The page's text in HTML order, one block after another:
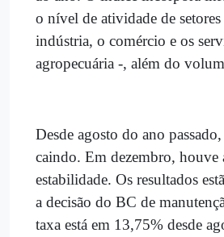
o nível de atividade de
indústria, o comércio e os
agropecuária -, além do
Desde agosto do ano
caindo. Em dezembro, houve
estabilidade. Os resultados
a decisão do BC de
taxa está em 13,75% desde